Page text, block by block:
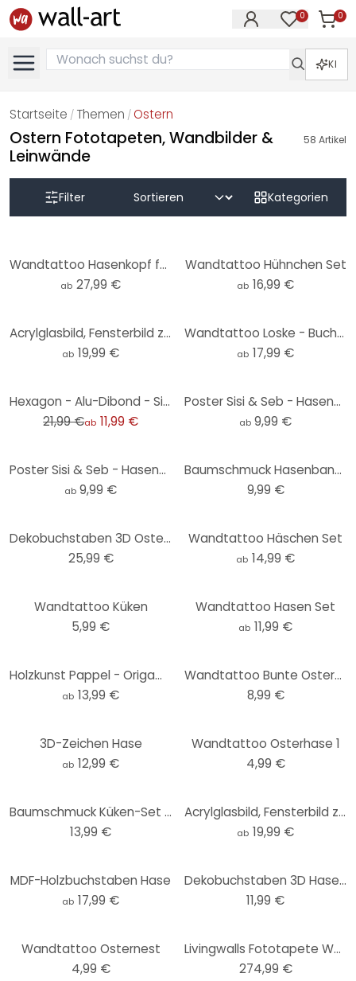
0 0
KI
Startseite / Themen / Ostern
Ostern Fototapeten, Wandbilder &
Leinwände
58 Artikel
Filter Kategorien
Wandtattoo Hasenkopf farbig - Korenkova
ab 27,99 €
Wandtattoo Hühnchen Set
ab 16,99 €
Acrylglasbild, Fensterbild zum Aufhängen Frohe Ostern mit Hase - Rund
ab 19,99 €
Wandtattoo Loske - Buchstabe H
ab 17,99 €
Hexagon - Alu-Dibond - Sisi & Seb - Hasenohren
21,99 €ab 11,99 €
Poster Sisi & Seb - Hasenpo
ab 9,99 €
Poster Sisi & Seb - Hasenohren
ab 9,99 €
Baumschmuck Hasenbande (5-teilig) mit Aufhänger
9,99 €
Dekobuchstaben 3D Ostern farbig
25,99 €
Wandtattoo Häschen Set
ab 14,99 €
Wandtattoo Küken
5,99 €
Wandtattoo Hasen Set
ab 11,99 €
Holzkunst Pappel - Origami Hase
ab 13,99 €
Wandtattoo Bunte Ostereier
8,99 €
3D-Zeichen Hase
ab 12,99 €
Wandtattoo Osterhase 1
4,99 €
Baumschmuck Küken-Set (4-teilig) mit Aufhänger
13,99 €
Acrylglasbild, Fensterbild zum Aufhängen Happy Easter im Blumenkranz - Rund
ab 19,99 €
MDF-Holzbuchstaben Hase
ab 17,99 €
Dekobuchstaben 3D Hase farbig
11,99 €
Wandtattoo Osternest
4,99 €
Livingwalls Fototapete Walls by Patel bunny 1
274,99 €